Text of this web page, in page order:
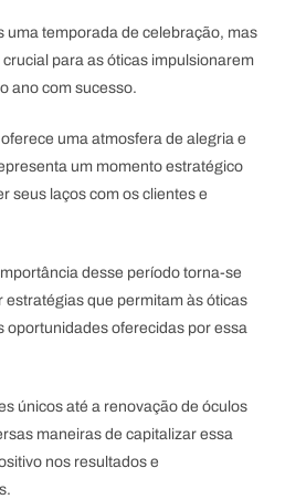
uma temporada de celebração, mas
para as óticas impulsionarem
ano com sucesso.
uma atmosfera de alegria e
um momento estratégico
seus laços com os clientes e
desse período torna-se
que permitam às óticas
oportunidades oferecidas por essa
únicos até a renovação de óculos
maneiras de capitalizar essa
nos resultados e